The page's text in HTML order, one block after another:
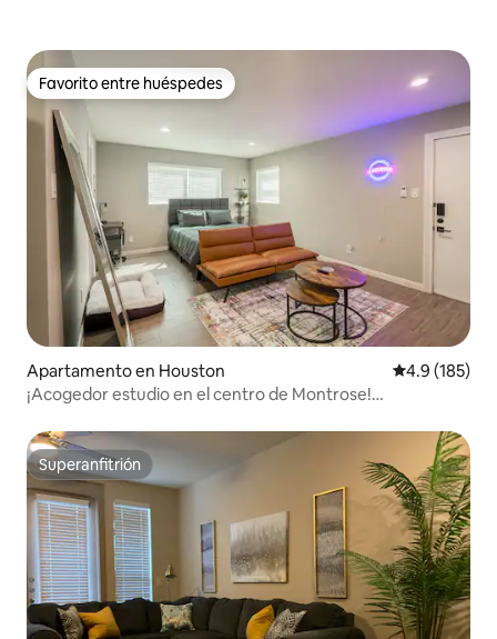
Favorito entre huéspedes
Favorito entre huéspedes
Apartamento en Houston Calificación
4.9 (185)
¡Acogedor estudio en el centro de Montrose!
Superanfitrión
Superanfitrión